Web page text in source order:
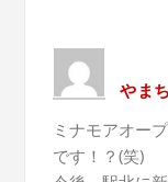
やま
ミナモアオー
です！？(笑)